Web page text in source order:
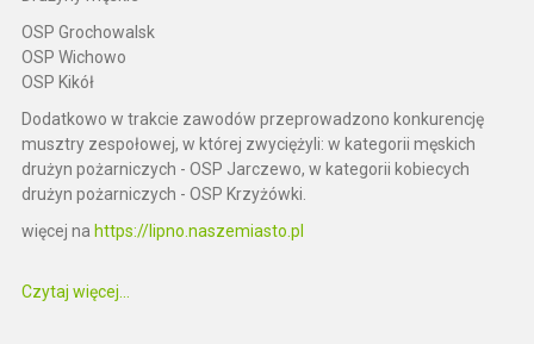
OSP Grochowalsk
OSP Wichowo
OSP Kikół
Dodatkowo w trakcie zawodów przeprowadzono konkurencję
musztry zespołowej, w której zwyciężyli: w kategorii męskich
drużyn pożarniczych - OSP Jarczewo, w kategorii kobiecych
drużyn pożarniczych - OSP Krzyżówki.
więcej na https://lipno.naszemiasto.pl
Czytaj więcej...